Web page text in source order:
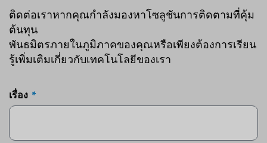
ติดต่อเราหากคุณกำลังมองหาโซลูชันการติดตามที่คุ้ม
ต้นทุน
พันธมิตรภายในภูมิภาคของคุณหรือเพียงต้องการเรียน
รู้เพิ่มเติมเกี่ยวกับเทคโนโลยีของเรา
เรื่อง